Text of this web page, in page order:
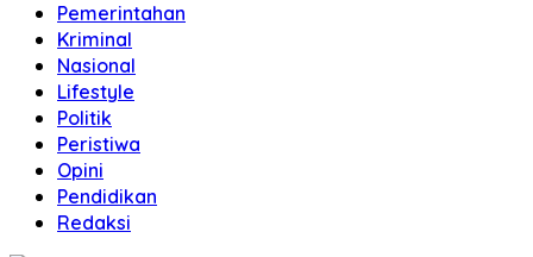
Pemerintahan
Kriminal
Nasional
Lifestyle
Politik
Peristiwa
Opini
Pendidikan
Redaksi